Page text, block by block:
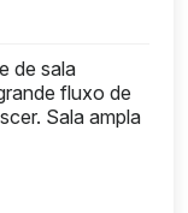
de sala
fluxo de
Sala ampla